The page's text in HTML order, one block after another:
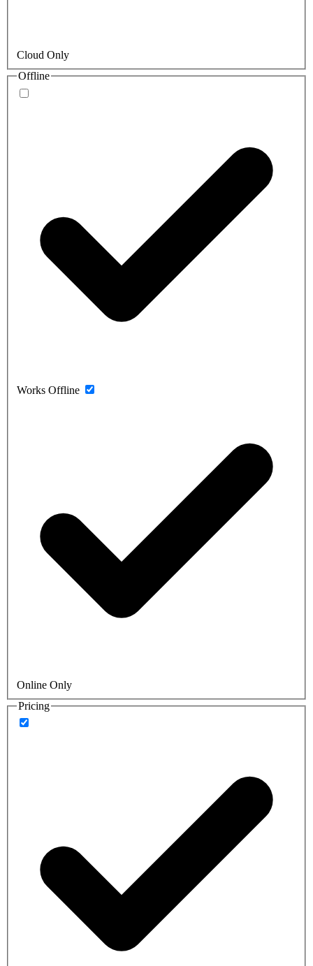
Cloud Only
Offline
Works Offline
Online Only
Pricing